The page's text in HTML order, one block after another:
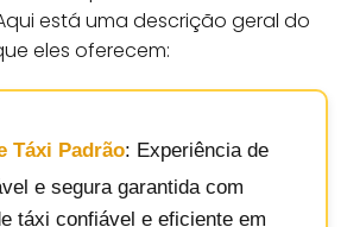
está uma descrição geral do
eles oferecem:
Táxi Padrão: Experiência de
e segura garantida com
táxi confiável e eficiente em